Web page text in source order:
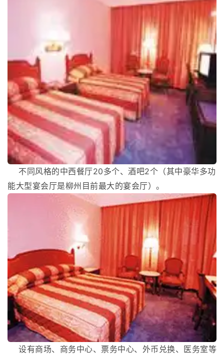
不同风格的中西餐厅20多个、酒吧2个（其中豪华多功
能大型宴会厅是柳州目前最大的宴会厅）。
设有商场、商务中心、票务中心、外币兑换、医务室等